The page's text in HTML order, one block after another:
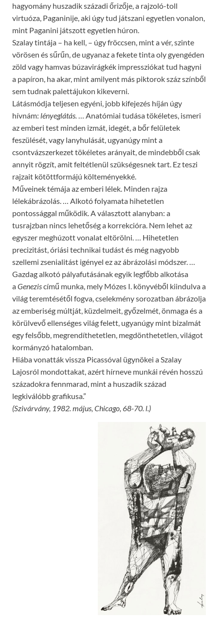
hagyomány huszadik századi őrizője, a rajzoló-toll
virtuóza, Paganinije, aki úgy tud játszani egyetlen vonalon,
mint Paganini játszott egyetlen húron.
Szalay tintája – ha kell, – úgy fröccsen, mint a vér, szinte
vörösen és sűrűn, de ugyanaz a fekete tinta oly gyengéden
zöld vagy hamvas búzavirágkék impressziókat tud hagyni
a papíron, ha akar, mint amilyent más piktorok száz színből
sem tudnak palettájukon kikeverni.
Látásmódja teljesen egyéni, jobb kifejezés híján úgy
hívnám: lényeglátás.… Anatómiai tudása tökéletes, ismeri
az emberi test minden izmát, idegét, a bőr felületek
feszülését, vagy lanyhulását, ugyanúgy mint a
csontvázszerkezet tökéletes arányait, de mindebből csak
annyit rögzít, amit feltétlenül szükségesnek tart. Ez teszi
rajzait kötöttformájú költeményekké.
Műveinek témája az emberi lélek. Minden rajza
lélekábrázolás. … Alkotó folyamata hihetetlen
pontossággal működik. A választott alanyban: a
tusrajzban nincs lehetőség a korrekcióra. Nem lehet az
egyszer meghúzott vonalat eltörölni. … Hihetetlen
precizitást, óriási technikai tudást és még nagyobb
szellemi zsenialitást igényel ez az ábrázolási módszer. …
Gazdag alkotó pályafutásának egyik legfőbb alkotása
aGeneziscímű munka, mely Mózes I. könyvéből kiindulva a
világ teremtésétől fogva, cselekmény sorozatban ábrázolja
az emberiség múltját, küzdelmeit, győzelmét, önmaga és a
körülvevő ellenséges világ felett, ugyanúgy mint bizalmát
egy felsőbb, megrendíthetetlen, megdönthetetlen, világot
kormányzó hatalomban.
Hiába vonatták vissza Picassóval ügynökei a Szalay
Lajosról mondottakat, azért hírneve munkái révén hosszú
századokra fennmarad, mint a huszadik század
legkiválóbb grafikusa.”
(Szivárvány, 1982. május, Chicago, 68-70. l.)